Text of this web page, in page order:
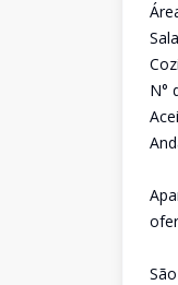
N°